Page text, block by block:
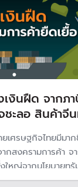
เงินฝืด จากภ
ชะลอ สินค้าจี
ศรษฐกิจไทยมีมาก
กสงครามการค้า จ
ใหญ่จากนโยบายท
ทั่วโลก ขณะที่เศรษฐ